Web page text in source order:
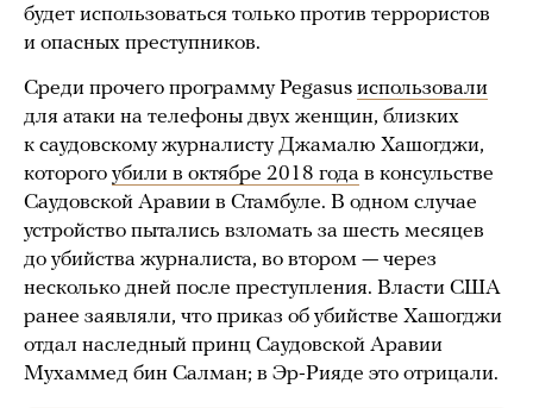
будет использоваться только против террористов
и опасных преступников.
Среди прочего программу Pegasus использовали
для атаки на телефоны двух женщин, близких
к саудовскому журналисту Джамалю Хашогджи,
которого убили в октябре 2018 года в консульстве
Саудовской Аравии в Стамбуле. В одном случае
устройство пытались взломать за шесть месяцев
до убийства журналиста, во втором — через
несколько дней после преступления. Власти США
ранее заявляли, что приказ об убийстве Хашогджи
отдал наследный принц Саудовской Аравии
Мухаммед бин Салман; в Эр-Рияде это отрицали.